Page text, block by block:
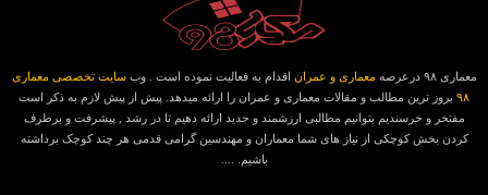
معماری ۹۸ درعرصه معماری و عمران اقدام به فعالیت نموده است . وبسایت تخصصی معماری
۹۸ بروز ترین مطالب و مقالات معماری و عمران را ارائه میدهد. پیش از پیش لازم به ذکر است
مفتخر و خرسندیم بتوانیم مطالبی ارزشمند و جدید ارائه دهیم تا در رشد , پیشرفت و برطرف
کردن بخش کوچکی از نیاز های شما معماران و مهندسین گرامی قدمی هر چند کوچک برداشته
باشیم. ....